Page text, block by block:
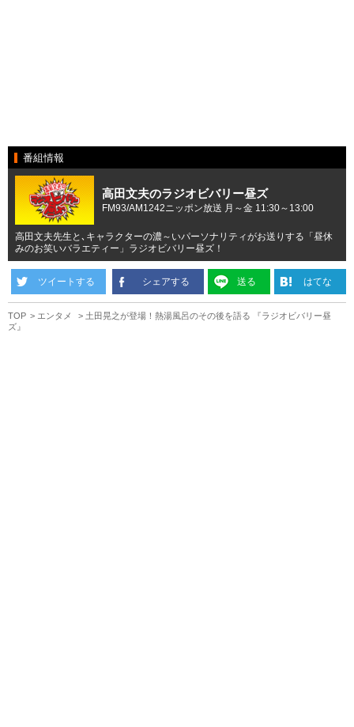
番組情報
高田文夫のラジオビバリー昼ズ
FM93/AM1242ニッポン放送 月～金 11:30～13:00
高田文夫先生と､キャラクターの濃～いパーソナリティがお送りする「昼休
みのお笑いバラエティー」ラジオビバリー昼ズ！
ツイートする シェアする 送る はてな
TOP エンタメ
土田晃之が登場！熱湯風呂のその後を語る 『ラジオビバリー昼
ズ』